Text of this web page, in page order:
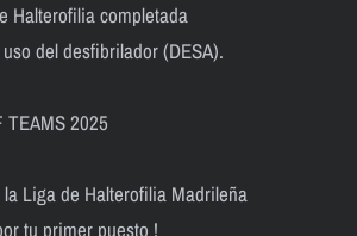
Halterofilia completada
del desfibrilador (DESA).
TEAMS 2025
Liga de Halterofilia Madrileña
tu primer puesto !